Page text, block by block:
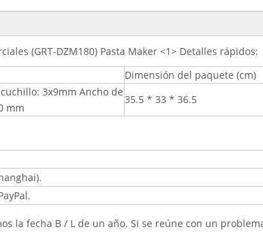
(GRT-DZM180) Pasta Maker <1> Detalles rápidos:
Dimensión del paquete (cm)
3x9mm Ancho de
mm
35.5 * 33 * 36.5
la fecha B / L de un año. Si se reúne con un